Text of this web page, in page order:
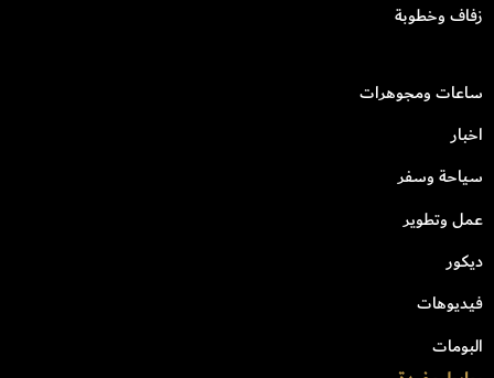
زفاف وخطوبة
ساعات ومجوهرات
اخبار
سياحة وسفر
عمل وتطوير
ديكور
فيديوهات
البومات